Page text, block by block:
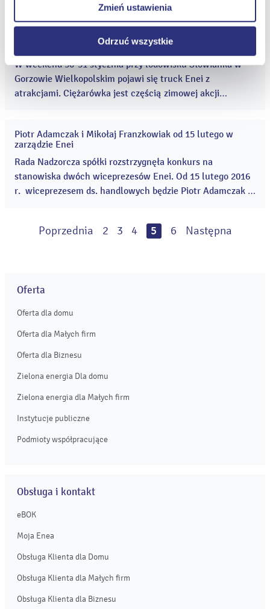
Zmień ustawienia
Odrzuć wszystkie
częścią zimowej akcji ENERGIA+ Iskrzące Emocje.
Rodzinnej zabawie towarzyszy konkurs „Gwiezdne Niebo”,
w którym do wygrania jest wycieczka do Legolandu. ...
2016
ENERGIA+ Iskrzące Emocje w Gorzowie Wielkopolskim
W weekend 30-31 stycznia przy lodowisku Słowianka w
Gorzowie Wielkopolskim pojawi się truck Enei z
atrakcjami. Ciężarówka jest częścią zimowej akcji
wygrania jest wycieczka do Legolandu. ...
Piotr Adamczak i Mikołaj Franzkowiak od 15 lutego w
zarządzie Enei
Rada Nadzorcza spółki rozstrzygnęła konkurs na
stanowiska dwóch wiceprezesów Enei. Od 15 lutego 2016
r. wiceprezesem ds. handlowych będzie Piotr Adamczak a
Poprzednia 2 3 4 5 6 Następna
Oferta
Oferta dla domu
Oferta dla Małych firm
Oferta dla Biznesu
Zielona energia Dla domu
Zielona energia dla Małych firm
Instytucje publiczne
Podmioty współpracujące
Obsługa i kontakt
eBOK
Moja Enea
Obsługa Klienta dla Domu
Obsługa Klienta dla Małych firm
Obsługa Klienta dla Biznesu